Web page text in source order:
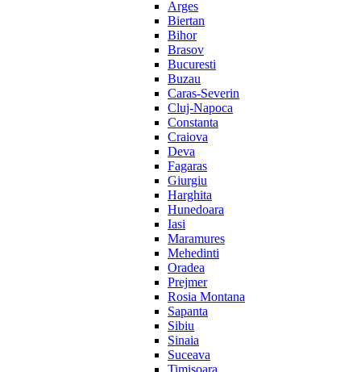
Arges
Biertan
Bihor
Brasov
Bucuresti
Buzau
Caras-Severin
Cluj-Napoca
Constanta
Craiova
Deva
Fagaras
Giurgiu
Harghita
Hunedoara
Iasi
Maramures
Mehedinti
Oradea
Prejmer
Rosia Montana
Sapanta
Sibiu
Sinaia
Suceava
Timisoara